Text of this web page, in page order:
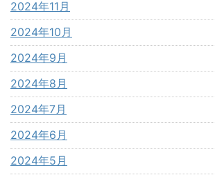
2024年11月
2024年10月
2024年9月
2024年8月
2024年7月
2024年6月
2024年5月